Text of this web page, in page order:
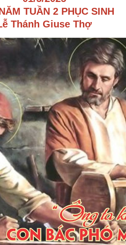
TUẦN 2 PHỤC SINH
Thánh Giuse Thợ